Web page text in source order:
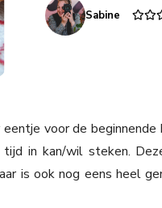
Sabine
voor de beginnende
in kan/wil steken.
is ook nog eens heel